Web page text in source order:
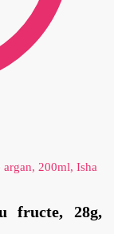
200ml, Isha
fructe, 28g,